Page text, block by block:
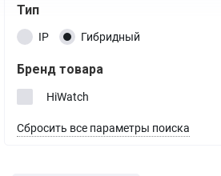
Тип
IP Гибридный
Бренд товара
HiWatch
Сбросить все параметры поиска